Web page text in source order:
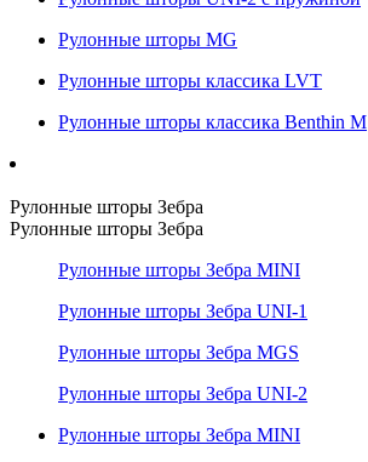
Рулонные шторы MG
Рулонные шторы классика LVT
Рулонные шторы классика Benthin M
Рулонные шторы Зебра
Рулонные шторы Зебра
Рулонные шторы Зебра MINI
Рулонные шторы Зебра UNI-1
Рулонные шторы Зебра MGS
Рулонные шторы Зебра UNI-2
Рулонные шторы Зебра MINI